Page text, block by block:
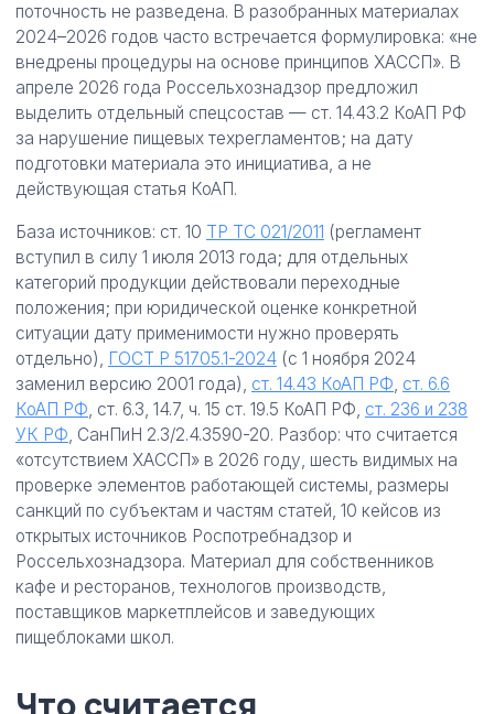
поточность не разведена. В разобранных материалах
2024–2026 годов часто встречается формулировка: «не
внедрены процедуры на основе принципов ХАССП». В
апреле 2026 года Россельхознадзор предложил
выделить отдельный спецсостав — ст. 14.43.2 КоАП РФ
за нарушение пищевых техрегламентов; на дату
подготовки материала это инициатива, а не
действующая статья КоАП.
База источников: ст. 10 ТР ТС 021/2011 (регламент
вступил в силу 1 июля 2013 года; для отдельных
категорий продукции действовали переходные
положения; при юридической оценке конкретной
ситуации дату применимости нужно проверять
отдельно), ГОСТ Р 51705.1-2024 (с 1 ноября 2024
заменил версию 2001 года), ст. 14.43 КоАП РФ, ст. 6.6
КоАП РФ, ст. 6.3, 14.7, ч. 15 ст. 19.5 КоАП РФ, ст. 236 и 238
УК РФ, СанПиН 2.3/2.4.3590-20. Разбор: что считается
«отсутствием ХАССП» в 2026 году, шесть видимых на
проверке элементов работающей системы, размеры
санкций по субъектам и частям статей, 10 кейсов из
открытых источников Роспотребнадзор и
Россельхознадзора. Материал для собственников
кафе и ресторанов, технологов производств,
поставщиков маркетплейсов и заведующих
пищеблоками школ.
Что считается